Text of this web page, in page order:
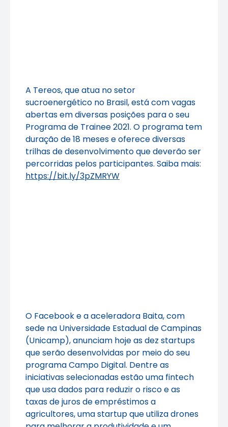
A Tereos, que atua no setor
sucroenergético no Brasil, está com vagas
abertas em diversas posições para o seu
Programa de Trainee 2021. O programa tem
duração de 18 meses e oferece diversas
trilhas de desenvolvimento que deverão ser
percorridas pelos participantes. Saiba mais:
https://bit.ly/3pZMRYW
O Facebook e a aceleradora Baita, com
sede na Universidade Estadual de Campinas
(Unicamp), anunciam hoje as dez startups
que serão desenvolvidas por meio do seu
programa Campo Digital. Dentre as
iniciativas selecionadas estão uma fintech
que usa dados para reduzir o risco e as
taxas de juros de empréstimos a
agricultores, uma startup que utiliza drones